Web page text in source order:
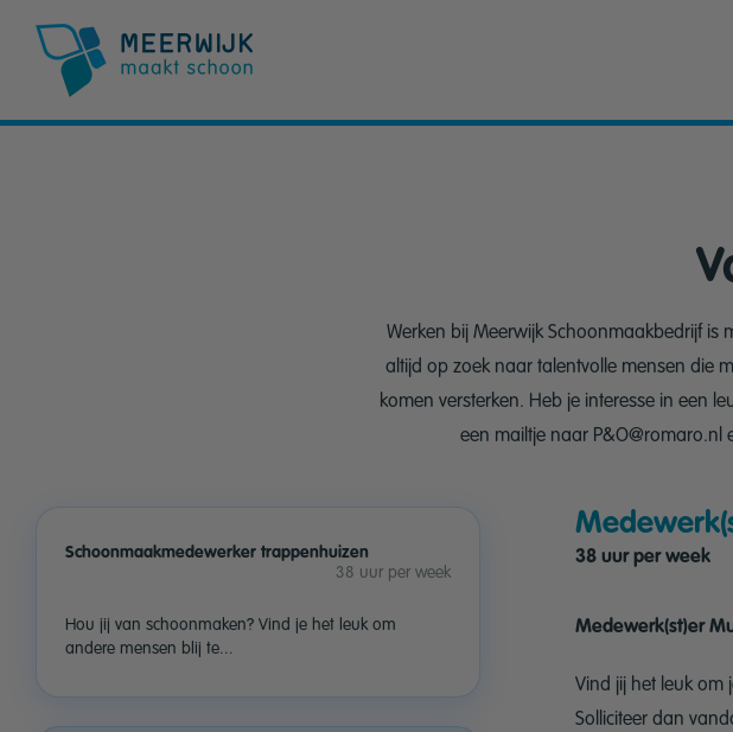
Werken bij Meerwijk Schoonmaakbedrijf
altijd op zoek naar talentvolle mensen die
komen versterken. Heb je interesse in een
een mailtje naar
Schoonmaakmedewerker trappenhuizen
38 uur per week
Hou jij van schoonmaken? Vind je het leuk om
andere mensen blij te...
38 uur per week
Medewerk(st)er
Vind jij het leuk om
Solliciteer dan